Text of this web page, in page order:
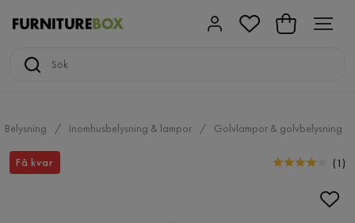
Belysning Inomhusbelysning & lampor Golvlampor & golvbelysning
Få kvar (1 )